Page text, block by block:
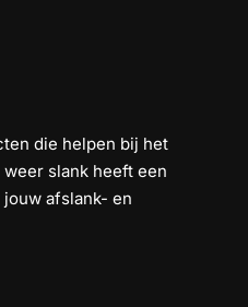
die helpen bij het
slank heeft een
afslank- en